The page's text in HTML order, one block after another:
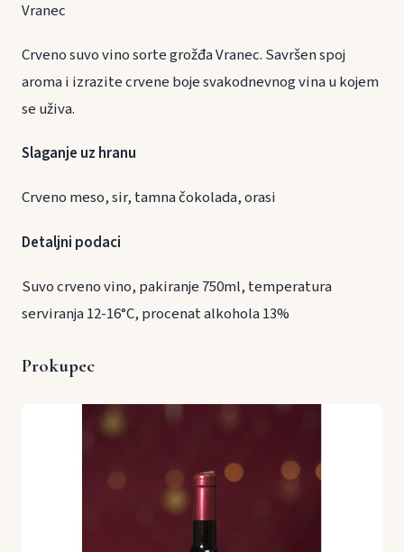
Vranec
Crveno suvo vino sorte grožđa Vranec. Savršen spoj
aroma i izrazite crvene boje svakodnevnog vina u kojem
se uživa.
Slaganje uz hranu
Crveno meso, sir, tamna čokolada, orasi
Detaljni podaci
Suvo crveno vino, pakiranje 750ml, temperatura
serviranja 12-16°C, procenat alkohola 13%
Prokupec